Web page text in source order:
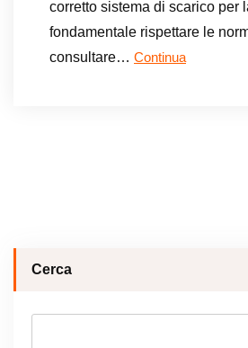
corretto sistema di scarico per
fondamentale rispettare le
consultare… Continua
Cerca